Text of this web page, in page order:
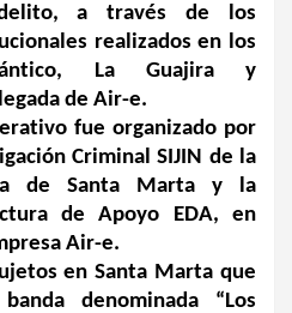
a través de los
realizados en los
La Guajira y
de Air-e.
fue organizado por
Criminal SIJIN de la
de Santa Marta y la
de Apoyo EDA, en
Air-e.
en Santa Marta que
denominada “Los